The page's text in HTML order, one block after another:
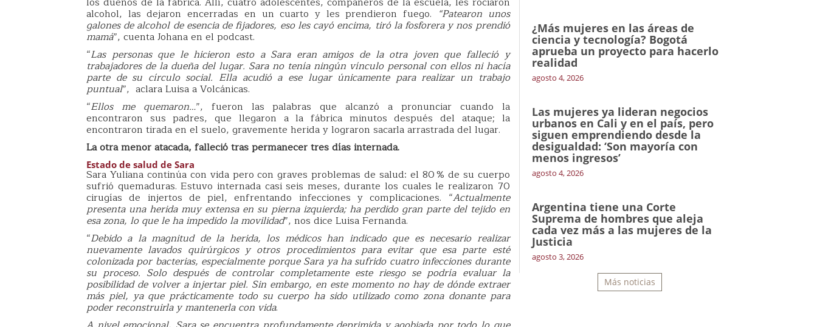
alcohol, las dejaron encerradas en un cuarto y les prendieron fuego. “Patearon unos
galones de alcohol de esencia de fijadores, eso les cayó encima, tiró la fosforera y nos prendió
mamá”, cuenta Johana en el podcast.
“Las personas que le hicieron esto a Sara eran amigos de la otra joven que falleció y
trabajadores de la dueña del lugar. Sara no tenía ningún vínculo personal con ellos ni hacía
parte de su círculo social. Ella acudió a ese lugar únicamente para realizar un trabajo
puntual”, aclara Luisa a Volcánicas.
“Ellos me quemaron…”, fueron las palabras que alcanzó a pronunciar cuando la
encontraron sus padres, que llegaron a la fábrica minutos después del ataque; la
encontraron tirada en el suelo, gravemente herida y lograron sacarla arrastrada del lugar.
La otra menor atacada, falleció tras permanecer tres días internada.
Estado de salud de Sara
Sara Yuliana continúa con vida pero con graves problemas de salud: el 80 % de su cuerpo
sufrió quemaduras. Estuvo internada casi seis meses, durante los cuales le realizaron 70
cirugías de injertos de piel, enfrentando infecciones y complicaciones. “Actualmente
presenta una herida muy extensa en su pierna izquierda; ha perdido gran parte del tejido en
esa zona, lo que le ha impedido la movilidad”, nos dice Luisa Fernanda.
“Debido a la magnitud de la herida, los médicos han indicado que es necesario realizar
nuevamente lavados quirúrgicos y otros procedimientos para evitar que esa parte esté
colonizada por bacterias, especialmente porque Sara ya ha sufrido cuatro infecciones durante
su proceso. Solo después de controlar completamente este riesgo se podría evaluar la
posibilidad de volver a injertar piel. Sin embargo, en este momento no hay de dónde extraer
más piel, ya que prácticamente todo su cuerpo ha sido utilizado como zona donante para
poder reconstruirla y mantenerla con vida.
¿Más mujeres en las áreas de
ciencia y tecnología? Bogotá
aprueba un proyecto para hacerlo
realidad
agosto 4, 2026
Las mujeres ya lideran negocios
urbanos en Cali y en el país, pero
siguen emprendiendo desde la
desigualdad: ‘Son mayoría con
menos ingresos’
agosto 4, 2026
Argentina tiene una Corte
Suprema de hombres que aleja
cada vez más a las mujeres de la
Justicia
agosto 3, 2026
Más noticias